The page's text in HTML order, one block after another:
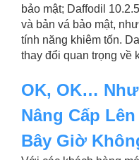
bảo mật; Daffodil
và bản vá bảo mật,
tính năng khiêm tốn.
thay đổi quan trọng về
OK, OK…
Nâng Cấp
Bây Giờ